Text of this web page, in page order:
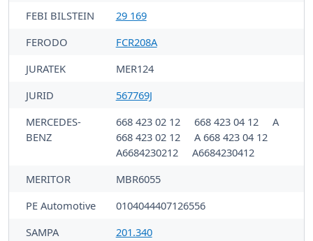
FEBI BILSTEIN
29 169
FERODO
FCR208A
JURATEK
MER124
JURID
567769J
MERCEDES-
BENZ
668 423 02 12 668 423 04 12
A
668 423 02 12
A 668 423 04 12
A6684230212
A6684230412
MERITOR
MBR6055
PE Automotive
0104044407126556
SAMPA
201.340